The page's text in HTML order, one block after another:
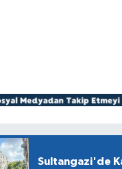
Sultangazi'de